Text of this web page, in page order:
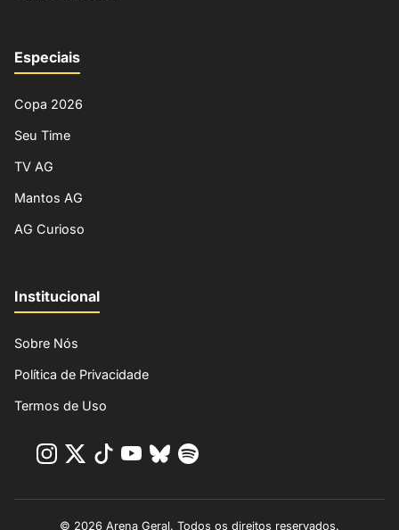
Especiais
Copa 2026
Seu Time
TV AG
Mantos AG
AG Curioso
Institucional
Sobre Nós
Política de Privacidade
Termos de Uso
© 2026 Arena Geral. Todos os direitos reservados.